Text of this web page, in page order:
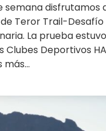
semana disfrutamos
Teror Trail-Desafío
La prueba estuvo
Deportivos
más...